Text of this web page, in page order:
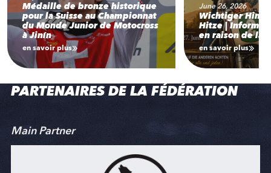
Médaille de bronze historique
pour la Suisse au Championnat
du Monde Junior de Motocross
à Jinín
en savoir plus
June 26, 2026
Wichtiger
Hitze |
en raison de la
en savoir plus
PARTENAIRES DE LA FÉDÉRATION
Main Partner